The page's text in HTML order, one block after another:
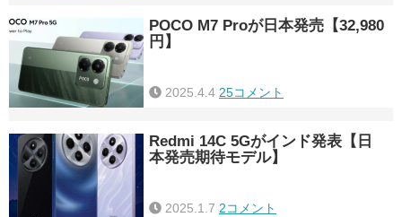
POCO M7 Proが日本発売【32,980
円】
2025.4.4 25コメント
Redmi 14C 5Gがインド発表【日
本発売期待モデル】
2025.1.7 2コメント